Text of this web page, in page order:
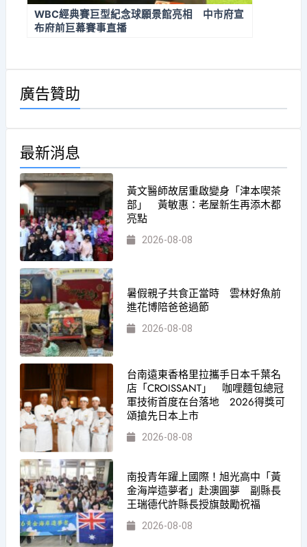
WBC經典賽巨型紀念球願景館亮相 中市府宣
布府前巨幕賽事直播
廣告贊助
最新消息
黃文醫師故居重啟變身「津本喫茶
部」 黃敏惠：老屋新生再添木都
亮點
2026-08-08
暑假親子共食正當時 雲林好魚前
進花博陪爸爸過節
2026-08-08
台南遠東香格里拉攜手日本千葉名
店「CROISSANT」 咖哩麵包總冠
軍技術首度在台落地 2026得獎可
頌搶先日本上市
2026-08-08
南投青年躍上國際！旭光高中「黃
金海岸造夢者」赴澳圓夢 副縣長
王瑞德代許縣長授旗鼓勵祝福
2026-08-08